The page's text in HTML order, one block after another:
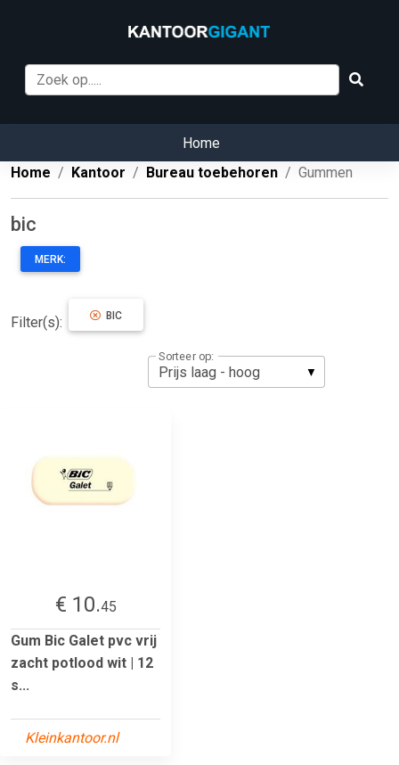
Home
Home
Kantoor Bureau toebehoren Gummen
bic
MERK:
Filter(s): BIC
Sorteer op:
€ 10.45
Gum Bic Galet pvc vrij
zacht potlood wit | 12
s...
Kleinkantoor.nl